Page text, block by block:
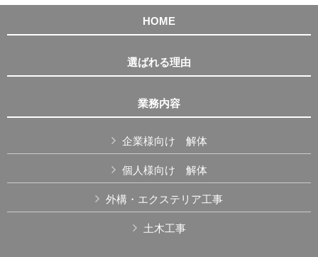
HOME
選ばれる理由
業務内容
企業様向け 解体
個人様向け 解体
外構・エクステリア工事
土木工事